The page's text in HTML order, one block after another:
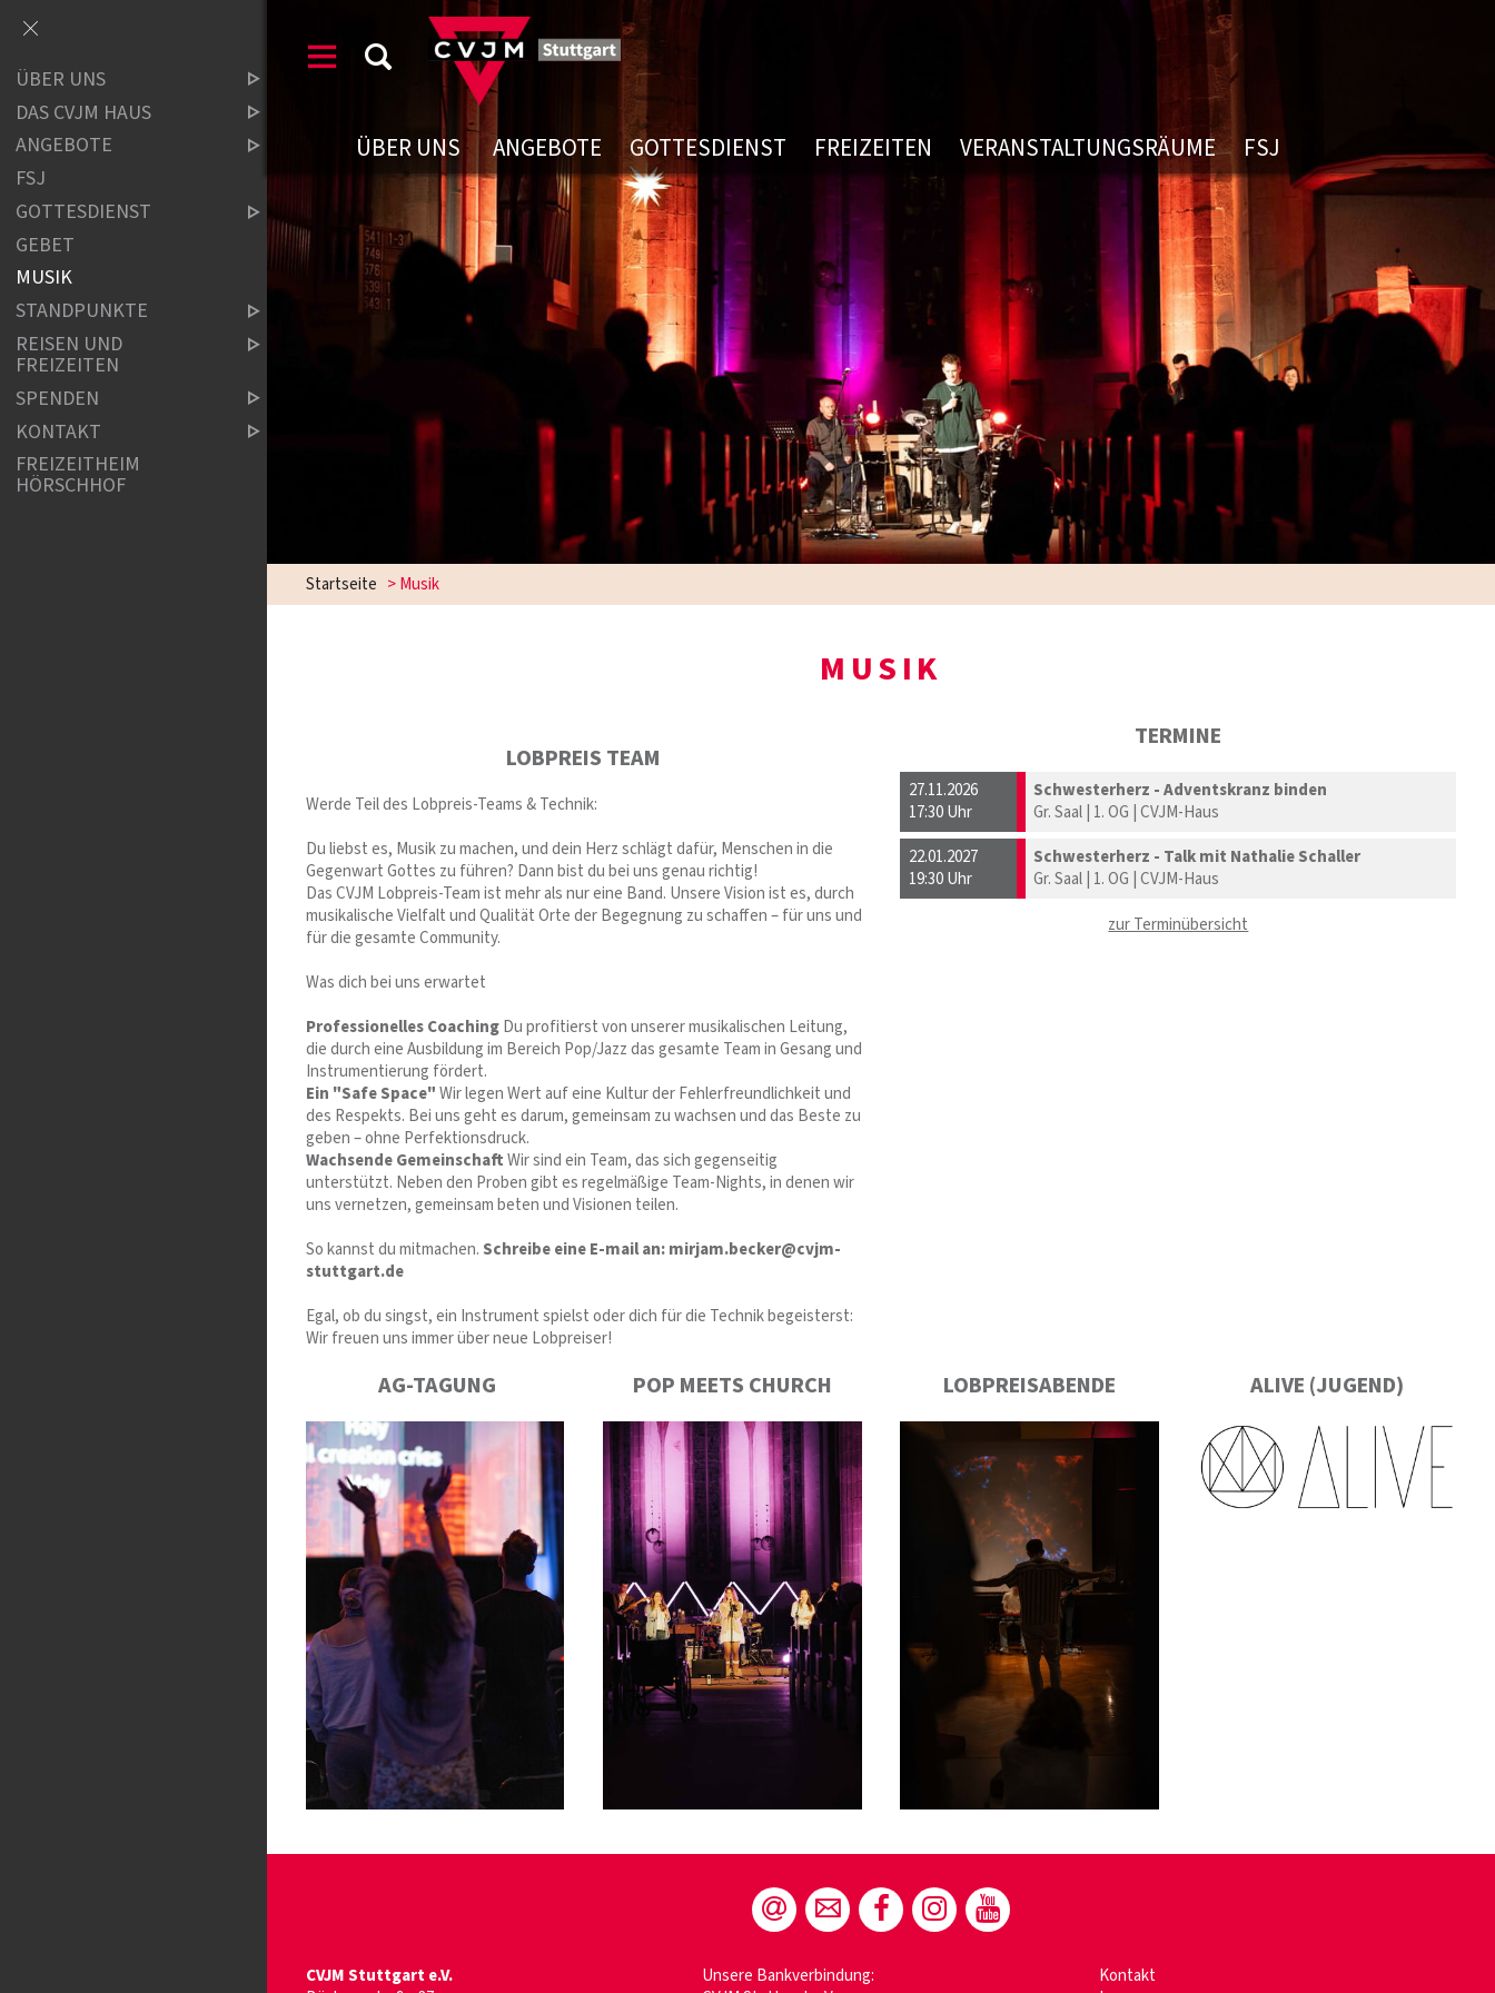
ÜBER UNS ANGEBOTE GOTTESDIENST FREIZEITEN VERANSTALTUNGSRÄUME FSJ
Startseite >Musik
MUSIK
LOBPREIS TEAM
Werde Teil des Lobpreis-Teams & Technik:
Du liebst es, Musik zu machen, und dein Herz schlägt dafür, Menschen in die
Gegenwart Gottes zu führen? Dann bist du bei uns genau richtig!
Das CVJM Lobpreis-Team ist mehr als nur eine Band. Unsere Vision ist es, durch
musikalische Vielfalt und Qualität Orte der Begegnung zu schaffen – für uns und
für die gesamte Community.
Was dich bei uns erwartet
Professionelles CoachingDu profitierst von unserer musikalischen Leitung,
die durch eine Ausbildung im Bereich Pop/Jazz das gesamte Team in Gesang und
Instrumentierung fördert.
Ein "Safe Space"Wir legen Wert auf eine Kultur der Fehlerfreundlichkeit und
des Respekts. Bei uns geht es darum, gemeinsam zu wachsen und das Beste zu
geben – ohne Perfektionsdruck.
Wachsende GemeinschaftWir sind ein Team, das sich gegenseitig
unterstützt. Neben den Proben gibt es regelmäßige Team-Nights, in denen wir
uns vernetzen, gemeinsam beten und Visionen teilen.
So kannst du mitmachen. Schreibe eine E-mail an: mirjam.becker@cvjm-
stuttgart.de
Egal, ob du singst, ein Instrument spielst oder dich für die Technik begeisterst:
Wir freuen uns immer über neue Lobpreiser!
TERMINE
27.11.2026
17:30 Uhr
Schwesterherz - Adventskranz binden
Gr. Saal | 1. OG | CVJM-Haus
22.01.2027
19:30 Uhr
Schwesterherz - Talk mit Nathalie Schaller
Gr. Saal | 1. OG | CVJM-Haus
zur Terminübersicht
AG-TAGUNG POP MEETS CHURCH LOBPREISABENDE ALIVE (JUGEND)
CVJM Stuttgart e.V.
Unsere Bankverbindung:
Kontakt
ÜBER UNS
DAS CVJM HAUS
ANGEBOTE
FSJ
GOTTESDIENST
GEBET
MUSIK
STANDPUNKTE
REISEN UND
FREIZEITEN
SPENDEN
KONTAKT
FREIZEITHEIM
HÖRSCHHOF